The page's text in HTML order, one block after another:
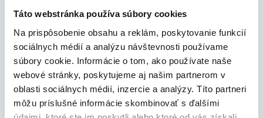
Táto webstránka používa súbory cookies
Na prispôsobenie obsahu a reklám, poskytovanie funkcií
sociálnych médií a analýzu návštevnosti používame
súbory cookie. Informácie o tom, ako používate naše
webové stránky, poskytujeme aj našim partnerom v
oblasti sociálnych médií, inzercie a analýzy. Títo partneri
môžu príslušné informácie skombinovať s ďalšími
Dokážeme Vám pomôcť aj v
ďalších oblastiach
Kĺby Imunita